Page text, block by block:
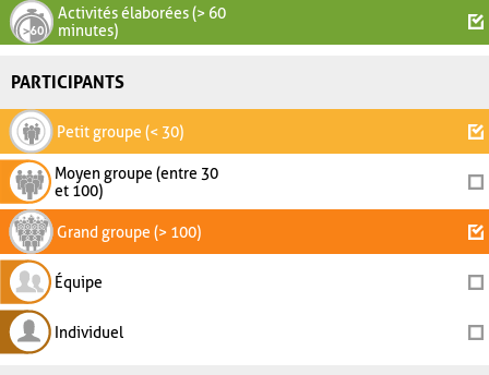
Activités élaborées (> 60
minutes)
PARTICIPANTS
Petit groupe (< 30)
Moyen groupe (entre 30
et 100)
Grand groupe (> 100)
Équipe
Individuel